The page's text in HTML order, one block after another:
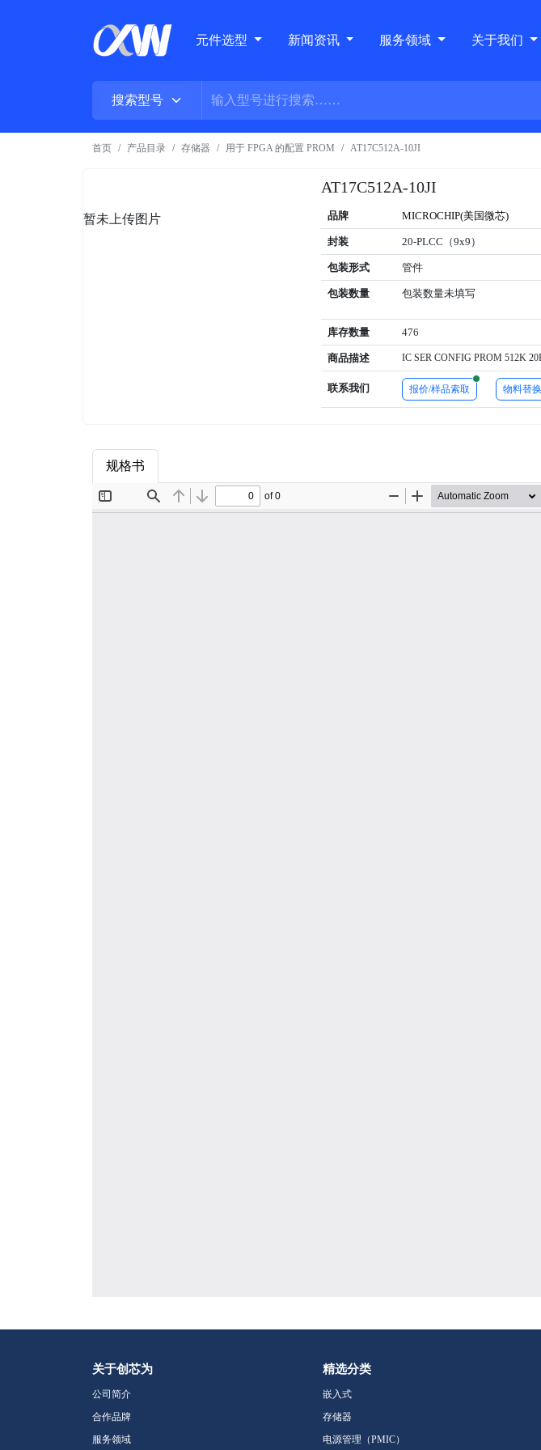
元件选型 新闻资讯 服务领域 关于我们
首页 产品目录 存储器 用于 FPGA 的配置 PROM AT17C512A-10JI
暂未上传图片
AT17C512A-10JI
品牌 MICROCHIP(美国微芯)
封装 20-PLCC（9x9）
包装形式 管件
包装数量 包装数量未填写
库存数量 476
商品描述 IC SER CONFIG PROM 512K
联系我们 报价/样品索取 New alerts物料替
规格书
关于创芯为
公司简介
合作品牌
服务领域
精选分类
嵌入式
存储器
电源管理（PMIC）